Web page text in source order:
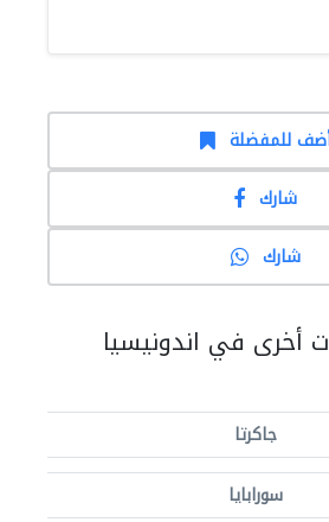
للمفضلة
شارك
شارك
أخرى في اندونيسيا
جاكرتا
سورابايا